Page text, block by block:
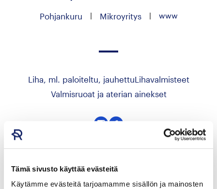
Tämä sivusto käyttää evästeitä
Käytämme evästeitä tarjoamamme sisällön ja mainosten
Pohjankuru | Mikroyritys | www
Liha, ml. paloiteltu, jauhettu Lihavalmisteet
Valmisruoat ja aterian ainekset
Seuraa
instagram
Seuraa
facebook